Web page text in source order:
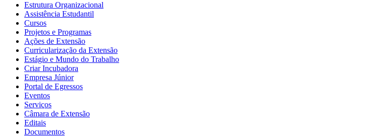
Estrutura Organizacional
Assistência Estudantil
Cursos
Projetos e Programas
Ações de Extensão
Curricularização da Extensão
Estágio e Mundo do Trabalho
Criar Incubadora
Empresa Júnior
Portal de Egressos
Eventos
Serviços
Câmara de Extensão
Editais
Documentos